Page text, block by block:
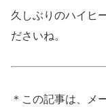
久しぶりのハイヒ
ださいね。
＊この記事は、メ